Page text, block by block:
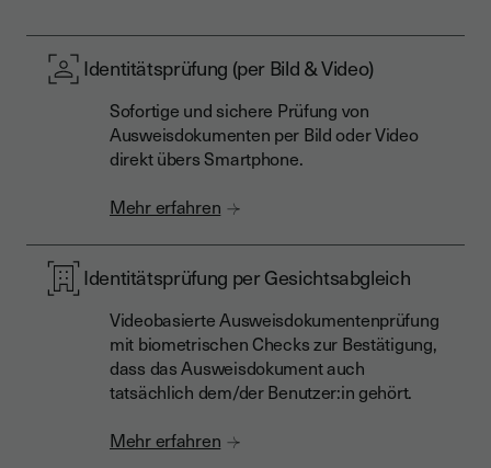
Identitätsprüfung (per Bild & Video)
Sofortige und sichere Prüfung von
Ausweisdokumenten per Bild oder Video
direkt übers Smartphone.
Mehr erfahren
Identitätsprüfung per Gesichtsabgleich
Videobasierte Ausweisdokumentenprüfung
mit biometrischen Checks zur Bestätigung,
dass das Ausweisdokument auch
tatsächlich dem/der Benutzer:in gehört.
Mehr erfahren